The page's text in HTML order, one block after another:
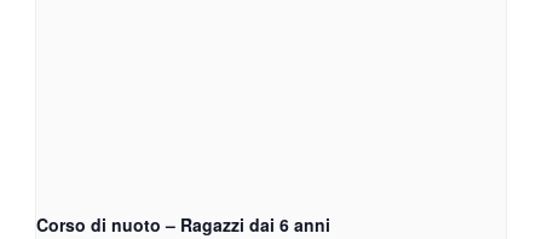
Corso di nuoto – Ragazzi dai 6 anni